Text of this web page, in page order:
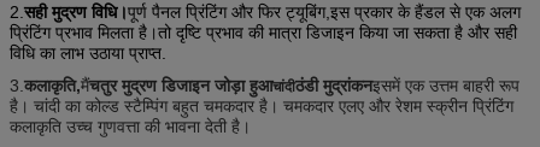
2. सही मुद्रण विधि।पूर्ण पैनल प्रिंटिंग और फिर ट्यूबिंग,इस प्रकार के हैंडल से एक अलग
प्रिंटिंग प्रभाव मिलता है।तो दृष्टि प्रभाव की मात्रा डिजाइन किया जा सकता है और सही
विधि का लाभ उठाया प्राप्त.
3. कलाकृति,मैंचतुर मुद्रण डिजाइन जोड़ा हुआचांदीठंडी मुद्रांकनइसमें एक उत्तम बाहरी रूप
है। चांदी का कोल्ड स्टैम्पिंग बहुत चमकदार है। चमकदार एलए और रेशम स्क्रीन प्रिंटिंग
कलाकृति उच्च गुणवत्ता की भावना देती है।